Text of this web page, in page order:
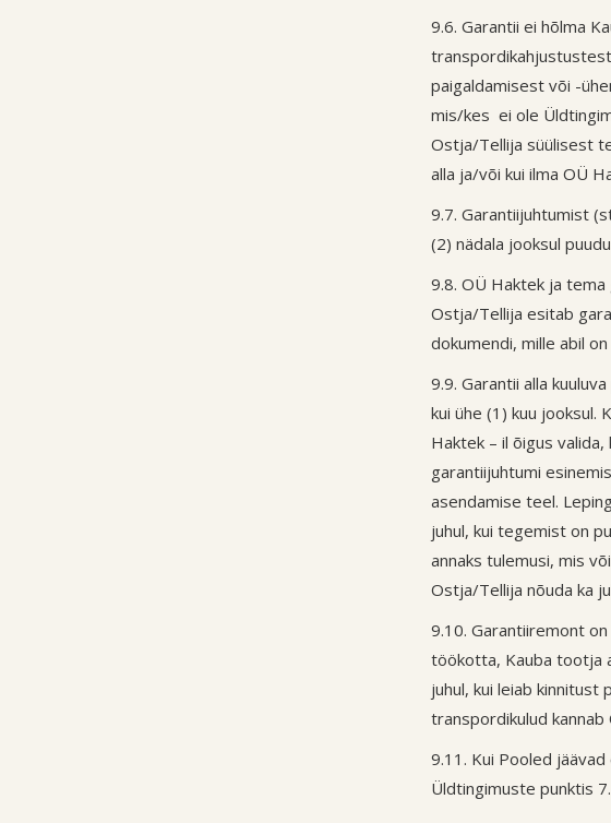
9.6. Garantii ei hõlma
paigaldamisest või -
mis/kes ei ole
Ostja/Tellija süülisest
alla ja/või kui ilma OÜ
9.7. Garantiijuhtumist
(2) nädala jooksul
9.8. OÜ Haktek ja
Ostja/Tellija esitab
dokumendi, mille abil
9.9. Garantii alla
kui ühe (1) kuu jooksul.
Haktek – il õigus
garantiijuhtumi
asendamise teel.
juhul, kui tegemist on
annaks tulemusi, mis
Ostja/Tellija nõuda ka
9.10. Garantiiremont
töökotta, Kauba tootja
juhul, kui leiab kinnitust
transpordikulud
9.11. Kui Pooled
Üldtingimuste punktis